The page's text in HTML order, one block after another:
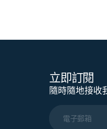
立即訂閱
隨時隨地接收
電子郵箱